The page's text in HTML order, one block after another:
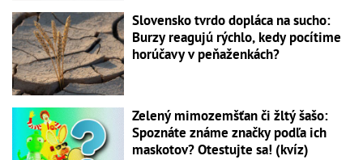
Slovensko tvrdo dopláca na sucho:
Burzy reagujú rýchlo, kedy pocítime
horúčavy v peňaženkách?
Zelený mimozemšťan či žltý šašo:
Spoznáte známe značky podľa ich
maskotov? Otestujte sa! (kvíz)